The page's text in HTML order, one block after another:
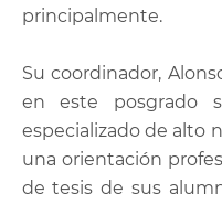
principalmente.
Su coordinador,
en este posgrado
especializado de alto
una orientación
de tesis de sus